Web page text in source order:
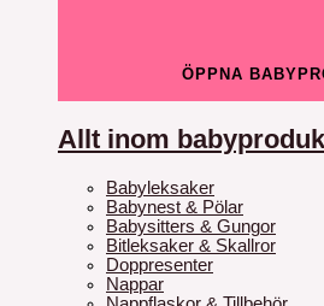
ÖPPNA
Allt inom
Babyleksaker
Babynest & Pölar
Babysitters & Gungor
Bitleksaker & Skallror
Doppresenter
Nappar